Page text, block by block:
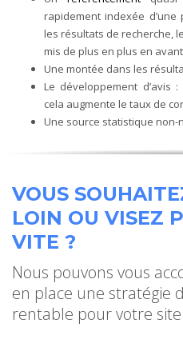
rapidement indexée
les résultats de recherche,
mis de plus en plus en
Une montée dans les
Le développement d’avis
cela augmente le taux de
Une source statistique non-
VOUS
LOIN OU VISEZ
VITE ?
Nous pouvons vous
en place une stratégie
rentable pour votre